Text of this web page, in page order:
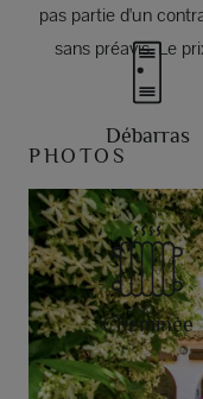
Débarras
Cheminée
pas partie d'un
sans préavis. Le
PHOTOS